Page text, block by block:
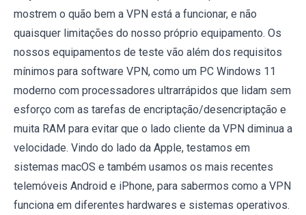
mostrem o quão bem a VPN está a funcionar, e não
quaisquer limitações do nosso próprio equipamento. Os
nossos equipamentos de teste vão além dos requisitos
mínimos para software VPN, como um PC Windows 11
moderno com processadores ultrarrápidos que lidam sem
esforço com as tarefas de encriptação/desencriptação e
muita RAM para evitar que o lado cliente da VPN diminua a
velocidade. Vindo do lado da Apple, testamos em
sistemas macOS e também usamos os mais recentes
telemóveis Android e iPhone, para sabermos como a VPN
funciona em diferentes hardwares e sistemas operativos.